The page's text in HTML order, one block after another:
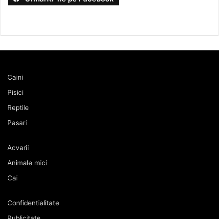
Caini
Pisici
Reptile
Pasari
Acvarii
Animale mici
Cai
Confidentialitate